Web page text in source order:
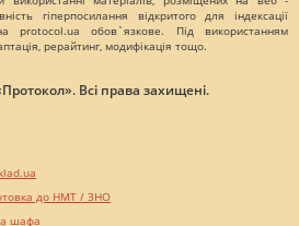
гіперпосилання відкритого для індексації
protocol.ua обов`язкове. Під використанням
рерайтинг, модифікація тощо.
Всі права захищені.
до НМТ / ЗНО
шафа